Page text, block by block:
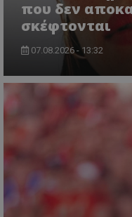
που δεν
σκέφτονται
07.08.2026 - 13:32